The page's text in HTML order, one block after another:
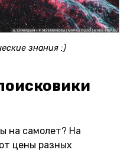
знания :)
на самолет? На
цены разных